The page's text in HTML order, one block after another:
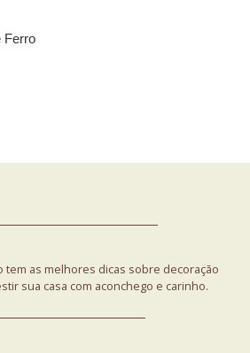
Ferro
tem as melhores dicas sobre decoração
sua casa com aconchego e carinho.